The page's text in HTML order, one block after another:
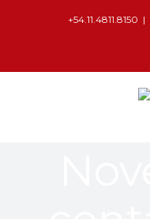
+54.11.4811.8150 |